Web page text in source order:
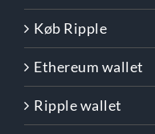
Køb Ripple
Ethereum wallet
Ripple wallet